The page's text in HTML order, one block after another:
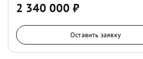
2 340 000 ₽
Оставить заявку